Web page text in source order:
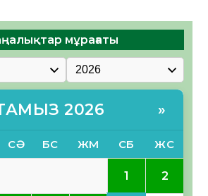
мұрағаты
2026 »
СӘ БС ЖМ СБ ЖС
1 2